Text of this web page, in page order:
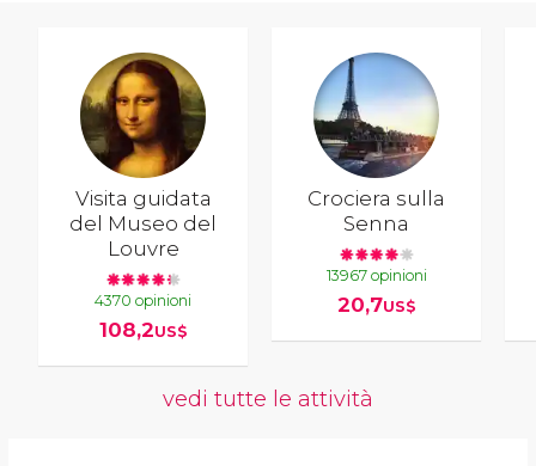
Visita guidata
del Museo del
Louvre
4370 opinioni
108,2US$
Crociera sulla
Senna
13967 opinioni
20,7US$
vedi tutte le attività